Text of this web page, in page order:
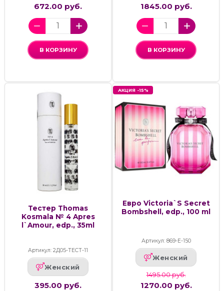
672.00 руб.
В КОРЗИНУ
1845.00 руб.
В КОРЗИНУ
Тестер Thomas
Kosmala № 4 Apres
l`Amour, edp., 35ml
Артикул: 2Д05-ТЕСТ-11
Женский
395.00 руб.
АКЦИЯ -15%
Евро Victoria`S Secret
Bombshell, edp., 100 ml
Артикул: 869-Е-150
Женский
1495.00 руб.
1270.00 руб.